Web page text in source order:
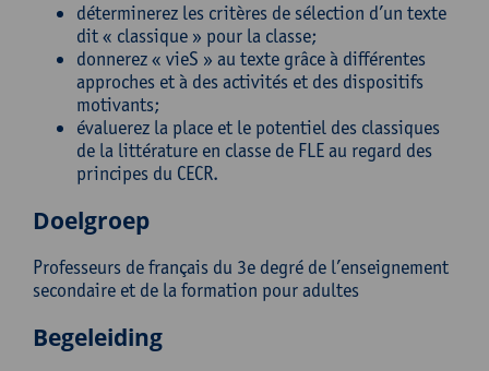
déterminerez les critères de sélection d’un texte
dit « classique » pour la classe;
donnerez « vieS » au texte grâce à différentes
approches et à des activités et des dispositifs
motivants;
évaluerez la place et le potentiel des classiques
de la littérature en classe de FLE au regard des
principes du CECR.
Doelgroep
Professeurs de français du 3e degré de l’enseignement
secondaire et de la formation pour adultes
Begeleiding